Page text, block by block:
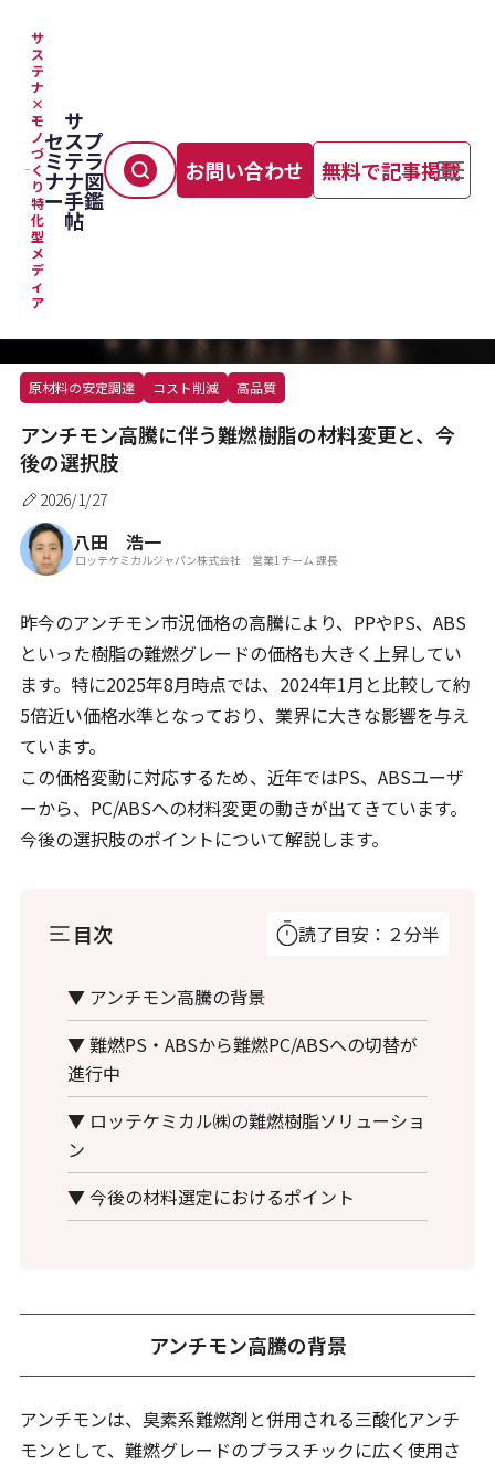
サ
ス
テ
ナ
×
モ
ノ
づ
く
り
特
化
型
メ
デ
ィ
ア
セ
ミ
ナ
ー
サ
ス
テ
ナ
手
帖
プ
ラ
図
鑑
お問い合わせ 無料で記事掲載
TOP
原材料の安定調達 コスト削減 高品質
アンチモン高騰に伴う難燃樹脂の材料変更と、今
後の選択肢
2026/1/27
八田 浩一
ロッテケミカルジャパン株式会社 営業1チーム 課長
昨今のアンチモン市況価格の高騰により、PPやPS、ABS
といった樹脂の難燃グレードの価格も大きく上昇してい
ます。特に2025年8月時点では、2024年1月と比較して約
5倍近い価格水準となっており、業界に大きな影響を与え
ています。
この価格変動に対応するため、近年ではPS、ABSユーザ
ーから、PC/ABSへの材料変更の動きが出てきています。
今後の選択肢のポイントについて解説します。
目次 読了目安：２分半
▼ アンチモン高騰の背景
▼ 難燃PS・ABSから難燃PC/ABSへの切替が
進行中
▼ ロッテケミカル㈱の難燃樹脂ソリューショ
ン
▼ 今後の材料選定におけるポイント
アンチモン高騰の背景
アンチモンは、臭素系難燃剤と併用される三酸化アンチ
モンとして、難燃グレードのプラスチックに広く使用さ